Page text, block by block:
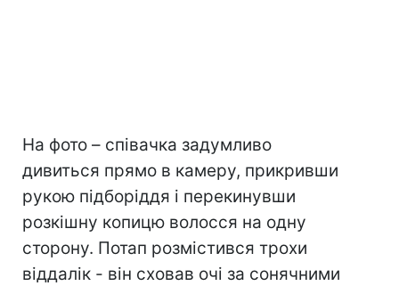
На фото – співачка задумливо
дивиться прямо в камеру, прикривши
рукою підборіддя і перекинувши
розкішну копицю волосся на одну
сторону. Потап розмістився трохи
віддалік - він сховав очі за сонячними